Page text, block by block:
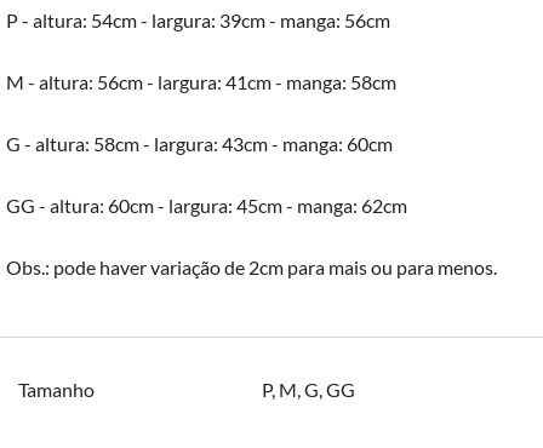
P - altura: 54cm - largura: 39cm - manga: 56cm
M - altura: 56cm - largura: 41cm - manga: 58cm
G - altura: 58cm - largura: 43cm - manga: 60cm
GG - altura: 60cm - largura: 45cm - manga: 62cm
Obs.: pode haver variação de 2cm para mais ou para menos.
Tamanho P, M,G,GG